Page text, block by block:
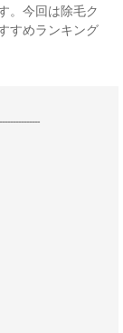
。今回は除毛ク
すめランキング